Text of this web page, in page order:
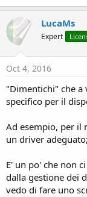
LucaMs
Expert
Oct 4, 2016
"Dimentichi" che a
specifico per il
Ad esempio, per il
un driver
E' un po' che non
dalla gestione dei
vedo di fare uno